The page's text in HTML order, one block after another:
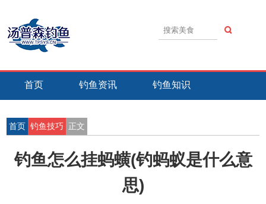
首页 钓鱼资讯 钓鱼知识
首页 钓鱼技巧 正文
钓鱼怎么挂蚂蟥(钓蚂蚁是什么意
思)